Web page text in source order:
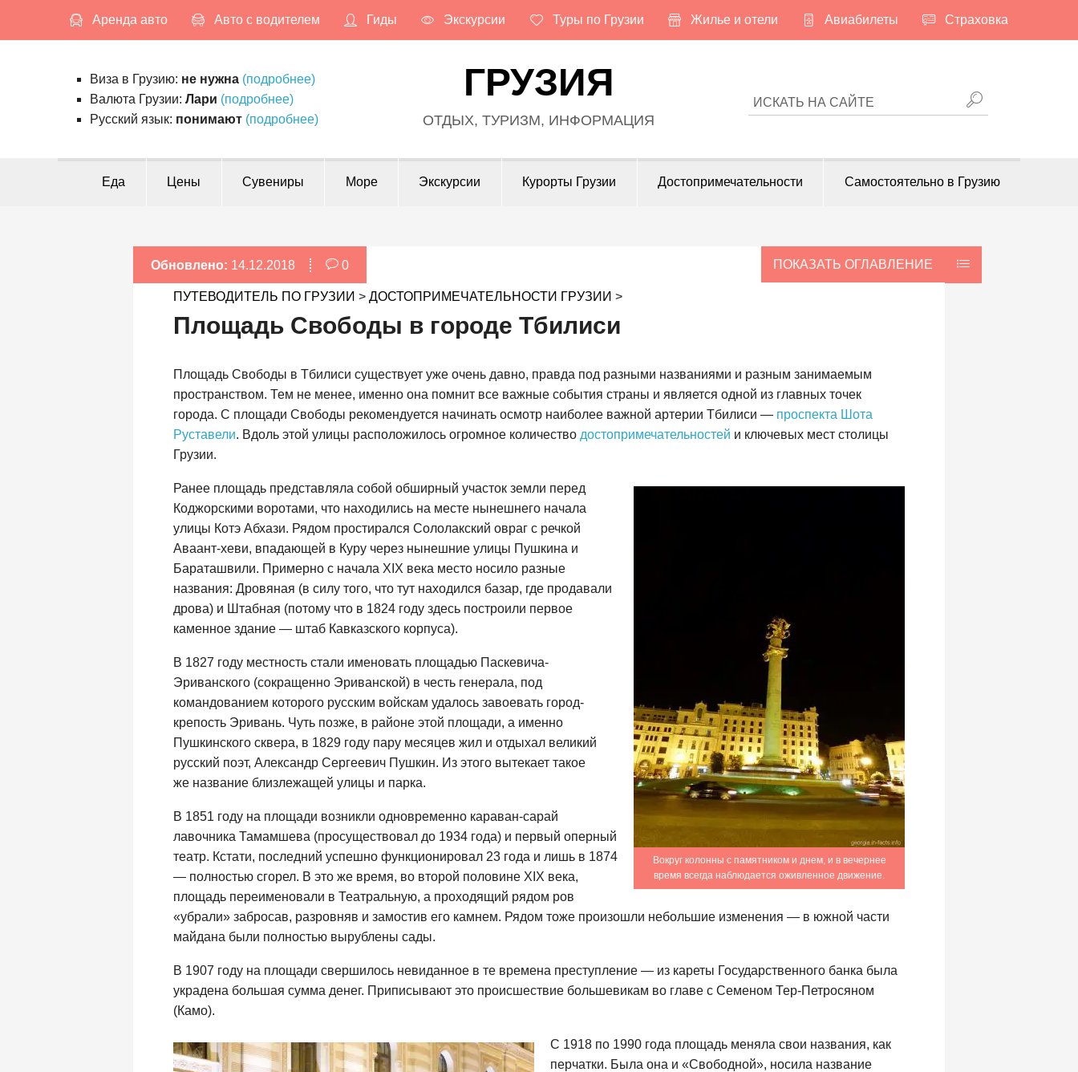
Аренда авто Авто с водителем Гиды Экскурсии Туры по Грузии Жилье и отели Авиабилеты Страховка
Виза в Грузию: не нужна (подробнее)
Валюта Грузии: Лари (подробнее)
Русский язык: понимают (подробнее)
ГРУЗИЯ
ОТДЫХ, ТУРИЗМ, ИНФОРМАЦИЯ
ИСКАТЬ НА САЙТЕ
Еда Цены Сувениры Море Экскурсии Курорты Грузии Достопримечательности Самостоятельно в Грузию
ПУТЕВОДИТЕЛЬ ПО ГРУЗИИ > ДОСТОПРИМЕЧАТЕЛЬНОСТИ ГРУЗИИ >
Площадь Свободы в городе Тбилиси
Обновлено: 14.12.2018 0 ПОКАЗАТЬ ОГЛАВЛЕНИЕ
Площадь Свободы в Тбилиси существует уже очень давно, правда под разными названиями и разным занимаемым
пространством. Тем не менее, именно она помнит все важные события страны и является одной из главных точек
города. С площади Свободы рекомендуется начинать осмотр наиболее важной артерии Тбилиси — проспекта Шота
Руставели. Вдоль этой улицы расположилось огромное количество достопримечательностей и ключевых мест столицы
Грузии.
Вокруг колонны с памятником и днем, и в вечернее
время всегда наблюдается оживленное движение.
Ранее площадь представляла собой обширный участок земли перед
Коджорскими воротами, что находились на месте нынешнего начала
улицы Котэ Абхази. Рядом простирался Сололакский овраг с речкой
Аваант-хеви, впадающей в Куру через нынешние улицы Пушкина и
Бараташвили. Примерно с начала XIX века место носило разные
названия: Дровяная (в силу того, что тут находился базар, где продавали
дрова) и Штабная (потому что в 1824 году здесь построили первое
каменное здание — штаб Кавказского корпуса).
В 1827 году местность стали именовать площадью Паскевича-
Эриванского (сокращенно Эриванской) в честь генерала, под
командованием которого русским войскам удалось завоевать город-
крепость Эривань. Чуть позже, в районе этой площади, а именно
Пушкинского сквера, в 1829 году пару месяцев жил и отдыхал великий
русский поэт, Александр Сергеевич Пушкин. Из этого вытекает такое
же название близлежащей улицы и парка.
В 1851 году на площади возникли одновременно караван-сарай
лавочника Тамамшева (просуществовал до 1934 года) и первый оперный
театр. Кстати, последний успешно функционировал 23 года и лишь в 1874
— полностью сгорел. В это же время, во второй половине XIX века,
площадь переименовали в Театральную, а проходящий рядом ров
«убрали» забросав, разровняв и замостив его камнем. Рядом тоже произошли небольшие изменения — в южной части
майдана были полностью вырублены сады.
В 1907 году на площади свершилось невиданное в те времена преступление — из кареты Государственного банка была
украдена большая сумма денег. Приписывают это происшествие большевикам во главе с Семеном Тер-Петросяном
(Камо).
С 1918 по 1990 года площадь меняла свои названия, как
перчатки. Была она и «Свободной», носила название